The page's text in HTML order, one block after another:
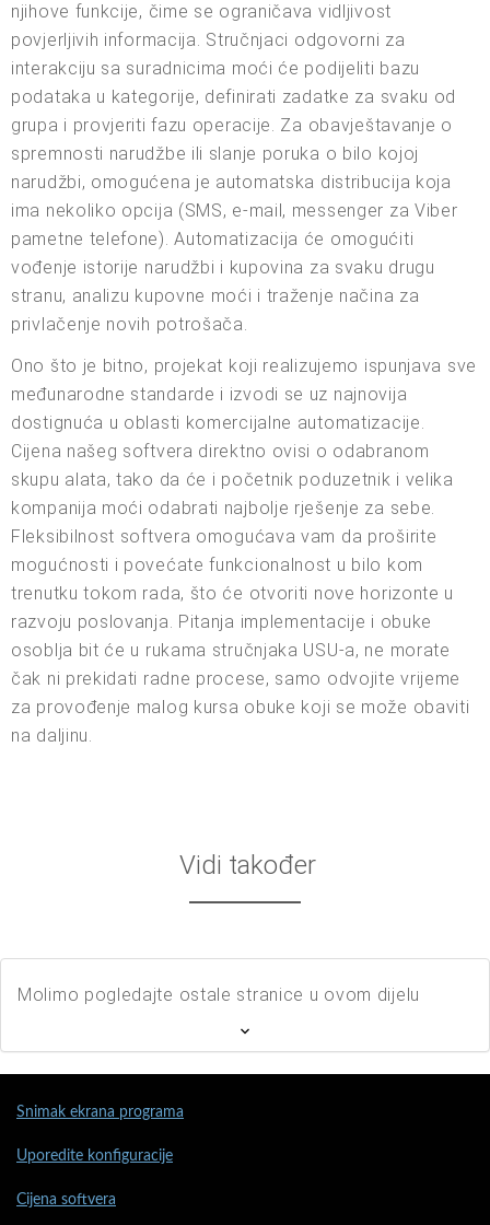
njihove funkcije, čime se ograničava vidljivost
povjerljivih informacija. Stručnjaci odgovorni za
interakciju sa suradnicima moći će podijeliti bazu
podataka u kategorije, definirati zadatke za svaku od
grupa i provjeriti fazu operacije. Za obavještavanje o
spremnosti narudžbe ili slanje poruka o bilo kojoj
narudžbi, omogućena je automatska distribucija koja
ima nekoliko opcija (SMS, e-mail, messenger za Viber
pametne telefone). Automatizacija će omogućiti
vođenje istorije narudžbi i kupovina za svaku drugu
stranu, analizu kupovne moći i traženje načina za
privlačenje novih potrošača.
Ono što je bitno, projekat koji realizujemo ispunjava sve
međunarodne standarde i izvodi se uz najnovija
dostignuća u oblasti komercijalne automatizacije.
Cijena našeg softvera direktno ovisi o odabranom
skupu alata, tako da će i početnik poduzetnik i velika
kompanija moći odabrati najbolje rješenje za sebe.
Fleksibilnost softvera omogućava vam da proširite
mogućnosti i povećate funkcionalnost u bilo kom
trenutku tokom rada, što će otvoriti nove horizonte u
razvoju poslovanja. Pitanja implementacije i obuke
osoblja bit će u rukama stručnjaka USU-a, ne morate
čak ni prekidati radne procese, samo odvojite vrijeme
za provođenje malog kursa obuke koji se može obaviti
na daljinu.
Vidi također
Molimo pogledajte ostale stranice u ovom dijelu
Snimak ekrana programa
Uporedite konfiguracije
Cijena softvera